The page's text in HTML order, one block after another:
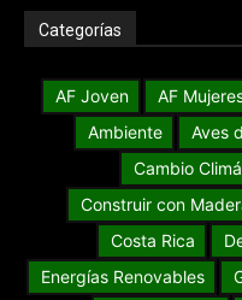
Categorías
AF Joven AF
Ambiente
Aves
Cambio
Construir con
Costa Rica
Energías Renovables